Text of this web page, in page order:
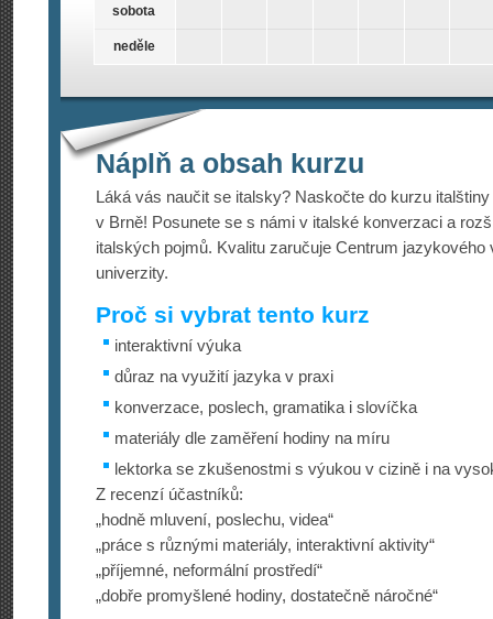
sobota
neděle
Náplň a obsah kurzu
Láká vás naučit se italsky? Naskočte do kurzu
v Brně! Posunete se s námi v italské konverzaci a
italských pojmů. Kvalitu zaručuje Centrum
univerzity.
Proč si vybrat tento kurz
interaktivní výuka
důraz na využití jazyka v praxi
konverzace, poslech, gramatika i slovíčka
materiály dle zaměření hodiny na míru
lektorka se zkušenostmi s výukou v cizině i na
Z recenzí účastníků:
„hodně mluvení, poslechu, videa“
„práce s různými materiály, interaktivní aktivity“
„příjemné, neformální prostředí“
„dobře promyšlené hodiny, dostatečně náročné“